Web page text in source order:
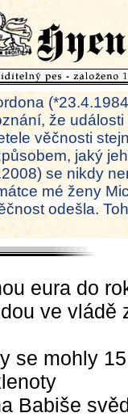
že
věčnosti
jaký
se nikdy
mé ženy
odešla.
eura do
ve vládě
se mohly
Babiše